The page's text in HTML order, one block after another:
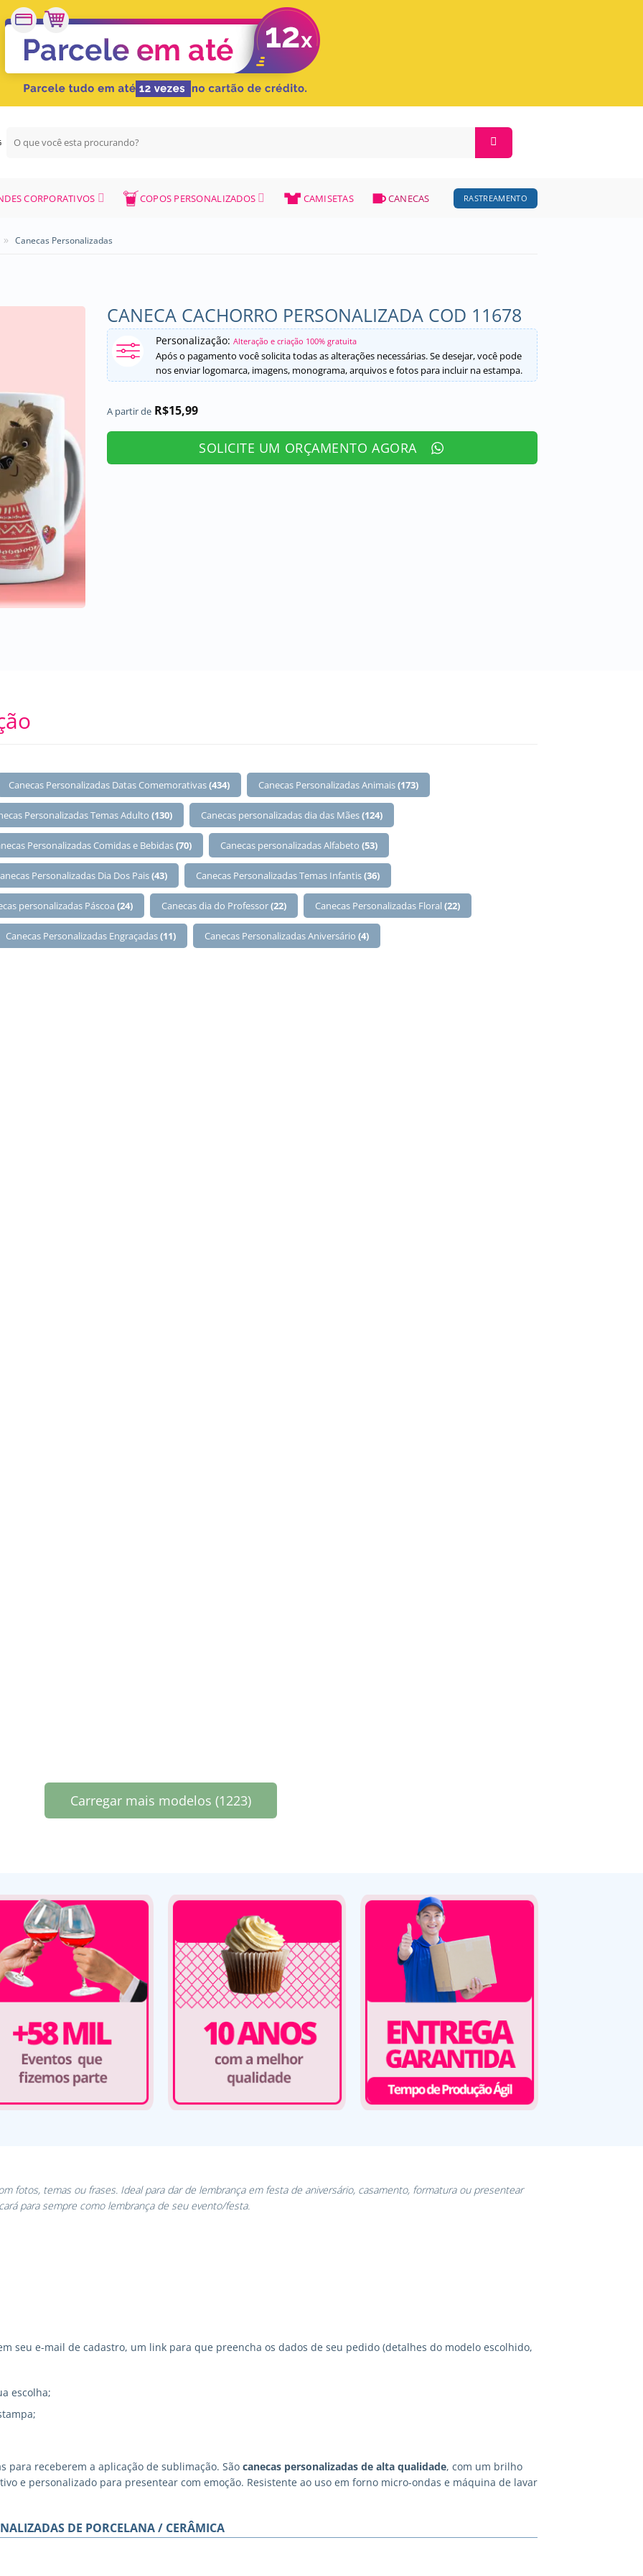
por:
CORPORATIVOS COPOS PERSONALIZADOS CAMISETAS CANECAS RASTREAMENTO
» Canecas Personalizadas
CANECA CACHORRO PERSONALIZADA COD 11678
Personalização: Alteração e criação 100% gratuita
Após o pagamento você solicita todas as alterações necessárias. Se desejar, você pode
nos enviar logomarca, imagens, monograma, arquivos e fotos para incluir na estampa.
A partir de R$15,99
SOLICITE UM ORÇAMENTO AGORA
Canecas Personalizadas Datas Comemorativas(434) Canecas Personalizadas Animais(173)
Personalizadas Temas Adulto (130) Canecas personalizadas dia das Mães(124)
Personalizadas Comidas e Bebidas(70) Canecas personalizadas Alfabeto (53)
Personalizadas Dia Dos Pais(43) Canecas Personalizadas Temas Infantis(36)
personalizadas Páscoa (24) Canecas dia do Professor(22) Canecas Personalizadas Floral (22)
Canecas Personalizadas Engraçadas(11) Canecas Personalizadas Aniversário (4)
Carregar mais modelos (1223)
fotos, temas ou frases. Ideal para dar de lembrança em festa de aniversário, casamento, formatura ou presentear
para sempre como lembrança de seu evento/festa.
seu e-mail de cadastro, um link para que preencha os dados de seu pedido (detalhes do modelo escolhido,
escolha;
para receberem a aplicação de sublimação. São canecas personalizadas de alta qualidade, com um brilho
e personalizado para presentear com emoção. Resistente ao uso em forno micro-ondas e máquina de lavar
DE PORCELANA / CERÂMICA